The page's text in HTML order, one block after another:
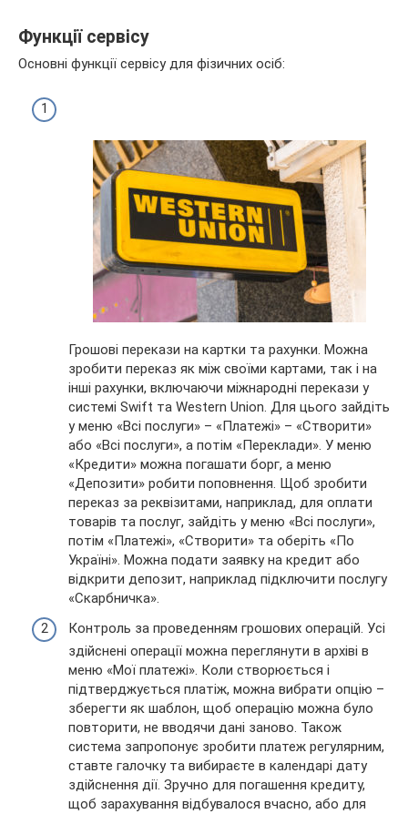
Функції сервісу
Основні функції сервісу для фізичних осіб:
Грошові перекази на картки та рахунки. Можна
зробити переказ як між своїми картами, так і на
інші рахунки, включаючи міжнародні перекази у
системі Swift та Western Union. Для цього зайдіть
у меню «Всі послуги» – «Платежі» – «Створити»
або «Всі послуги», а потім «Переклади». У меню
«Кредити» можна погашати борг, а меню
«Депозити» робити поповнення. Щоб зробити
переказ за реквізитами, наприклад, для оплати
товарів та послуг, зайдіть у меню «Всі послуги»,
потім «Платежі», «Створити» та оберіть «По
Україні». Можна подати заявку на кредит або
відкрити депозит, наприклад підключити послугу
«Скарбничка».
Контроль за проведенням грошових операцій. Усі
здійснені операції можна переглянути в архіві в
меню «Мої платежі». Коли створюється і
підтверджується платіж, можна вибрати опцію –
зберегти як шаблон, щоб операцію можна було
повторити, не вводячи дані заново. Також
система запропонує зробити платеж регулярним,
ставте галочку та вибираєте в календарі дату
здійснення дії. Зручно для погашення кредиту,
щоб зарахування відбувалося вчасно, або для